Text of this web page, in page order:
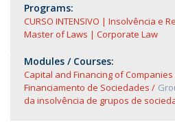
Programs:
CURSO INTENSIVO | Insolvência e
Master of Laws | Corporate Law
Modules / Courses:
Capital and Financing of Companies
Financiamento de Sociedades
da insolvência de grupos de